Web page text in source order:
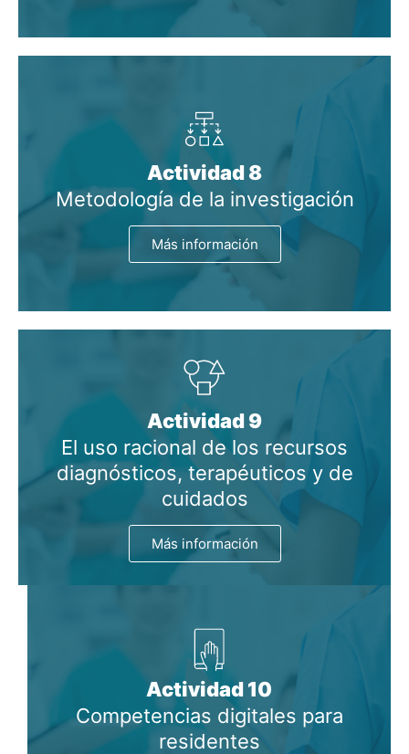
Actividad 8
Metodología de la investigación
Más información
Actividad 9
El uso racional de los recursos
diagnósticos, terapéuticos y de
cuidados
Más información
Actividad 10
Competencias digitales para
residentes